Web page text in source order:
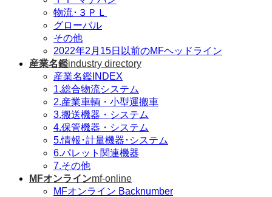
物流･３ＰＬ
グローバル
その他
2022年2月15日以前のMFヘッドライン
産業名鑑industry directory
産業名鑑INDEX
1.総合物流システム
2.産業車輌・小型運搬車
3.搬送機器・システム
4.保管機器・システム
5.情報･計量機器･システム
6.パレット関連機器
7.その他
MFオンラインmf-online
MFオンライン Backnumber